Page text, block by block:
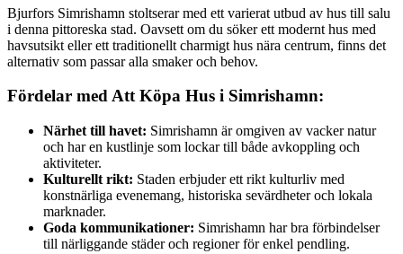
Bjurfors Simrishamn stoltserar med ett varierat utbud av hus till salu
i denna pittoreska stad. Oavsett om du söker ett modernt hus med
havsutsikt eller ett traditionellt charmigt hus nära centrum, finns det
alternativ som passar alla smaker och behov.
Fördelar med Att Köpa Hus i Simrishamn:
Närhet till havet: Simrishamn är omgiven av vacker natur
och har en kustlinje som lockar till både avkoppling och
aktiviteter.
Kulturellt rikt: Staden erbjuder ett rikt kulturliv med
konstnärliga evenemang, historiska sevärdheter och lokala
marknader.
Goda kommunikationer: Simrishamn har bra förbindelser
till närliggande städer och regioner för enkel pendling.